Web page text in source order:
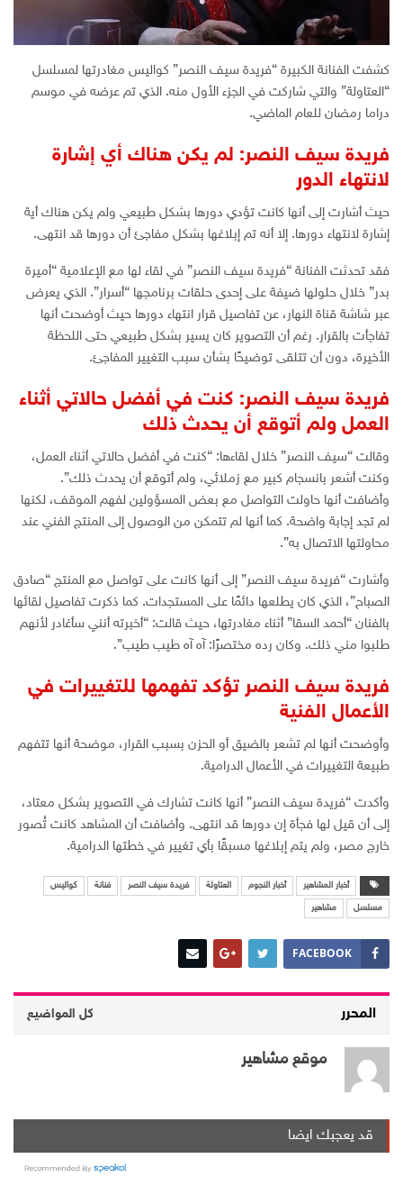
كشفت الفنانة الكبيرة “فريدة سيف النصر” كواليس مغادرتها لمسلسل
“العتاولة” والتي شاركت في الجزء الأول منه. الذي تم عرضه في موسم
دراما رمضان للعام الماضي.
فريدة سيف النصر: لم يكن هناك أي إشارة
لانتهاء الدور
حيث أشارت إلى أنها كانت تؤدي دورها بشكل طبيعي ولم يكن هناك أية
إشارة لانتهاء دورها. إلا أنه تم إبلاغها بشكل مفاجئ أن دورها قد انتهى.
فقد تحدثت الفنانة “فريدة سيف النصر” في لقاء لها مع الإعلامية “أميرة
بدر” خلال حلولها ضيفة على إحدى حلقات برنامجها “أسرار”. الذي يعرض
عبر شاشة قناة النهار، عن تفاصيل قرار انتهاء دورها حيث أوضحت أنها
تفاجأت بالقرار. رغم أن التصوير كان يسير بشكل طبيعي حتى اللحظة
الأخيرة، دون أن تتلقى توضيحًا بشأن سبب التغيير المفاجئ.
فريدة سيف النصر: كنت في أفضل حالاتي أثناء
العمل ولم أتوقع أن يحدث ذلك
وقالت “سيف النصر” خلال لقاءها: “كنت في أفضل حالاتي أثناء العمل،
وكنت أشعر بانسجام كبير مع زملائي، ولم أتوقع أن يحدث ذلك”.
وأضافت أنها حاولت التواصل مع بعض المسؤولين لفهم الموقف، لكنها
لم تجد إجابة واضحة. كما أنها لم تتمكن من الوصول إلى المنتج الفني عند
محاولتها الاتصال به”.
وأشارت “فريدة سيف النصر” إلى أنها كانت على تواصل مع المنتج “صادق
الصباح”، الذي كان يطلعها دائمًا على المستجدات. كما ذكرت تفاصيل لقائها
بالفنان “أحمد السقا” أثناء مغادرتها، حيث قالت: “أخبرته أنني سأغادر لأنهم
طلبوا مني ذلك. وكان رده مختصرًا: آه آه طيب طيب”.
فريدة سيف النصر تؤكد تفهمها للتغييرات في
الأعمال الفنية
وأوضحت أنها لم تشعر بالضيق أو الحزن بسبب القرار، موضحة أنها تتفهم
طبيعة التغييرات في الأعمال الدرامية.
وأكدت “فريدة سيف النصر” أنها كانت تشارك في التصوير بشكل معتاد،
إلى أن قيل لها فجأة إن دورها قد انتهى. وأضافت أن المشاهد كانت تُصور
خارج مصر، ولم يتم إبلاغها مسبقًا بأي تغيير في خطتها الدرامية.
أخبار المشاهير أخبار النجوم العتاولة فريدة سيف النصر فنانة كواليس
مسلسل مشاهير
FACEBOOK
المحرر كل المواضيع
موقع مشاهير
قد يعجبك ايضا